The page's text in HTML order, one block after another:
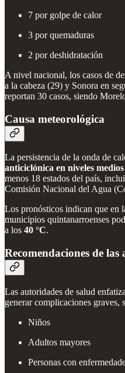
7 por golpe de calor
3 por quemaduras
2 por deshidratación
A nivel nacional, los casos de
a la cabeza (29) y Sonora en
reportan 30 casos, siendo
Causa meteorológica
La persistencia de la onda de
anticiclónica en niveles medios
menos 18 estados del país,
Comisión Nacional del Agua
Los pronósticos indican que en
municipios quintanarroenses
a los 40 °C.
Recomendaciones de las
Las autoridades de salud
generar complicaciones graves,
Niños
Adultos mayores
Personas con